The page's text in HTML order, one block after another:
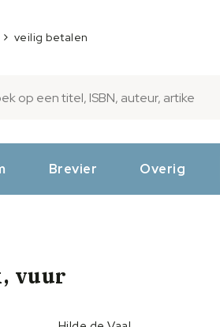
veilig betalen
Brevier Overig
vuur